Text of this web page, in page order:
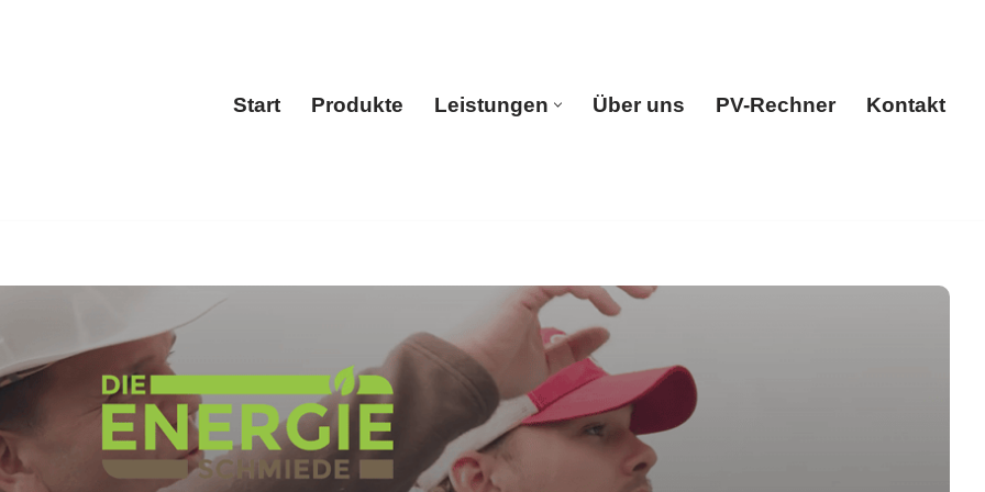
Start Produkte Leistungen Über uns PV-Rechner Kontakt